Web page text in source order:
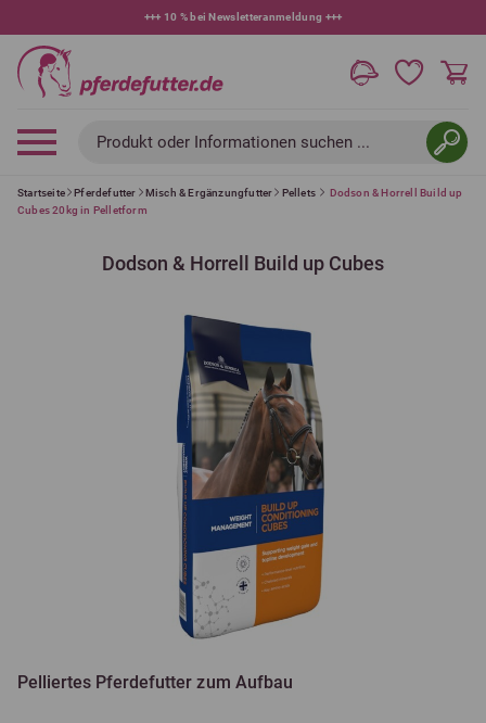
+++ 10 % bei Newsletteranmeldung +++
Produkt oder Informationen suchen ...
Startseite Pferdefutter Misch & Ergänzungfutter Pellets
Dodson & Horrell Build up
Cubes 20kg in Pelletform
Dodson & Horrell Build up Cubes
Pelliertes Pferdefutter zum Aufbau